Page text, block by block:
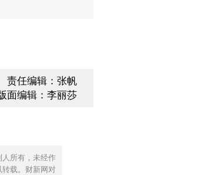
责任编辑：张帆
面编辑：李丽莎
所有，未经作
载。财新网对